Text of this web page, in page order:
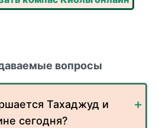
вопросы
Тахаджуд и
сегодня?